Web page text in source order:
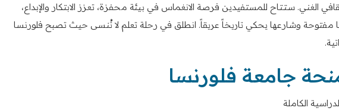
الغني. ستتاح للمستفيدين فرصة الانغماس في بيئة محفزة، تعزز الابتكار والإبداع،
وشارعها يحكي تاريخاً عريقاً. انطلق في رحلة تعلم لا تُنسى حيث تصبح فلورنسا
جامعة فلورنسا
الكاملة